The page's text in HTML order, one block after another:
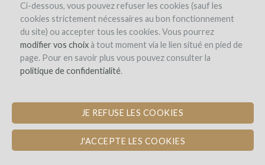
Ci-dessous, vous pouvez refuser les cookies (sauf les
cookies strictement nécessaires au bon fonctionnement
du site) ou accepter tous les cookies. Vous pourrez
modifier vos choixà tout moment via le lien situé en pied de
page. Pour en savoir plus vous pouvez consulter la
politique de confidentialité.
JE REFUSE LES COOKIES
J'ACCEPTE LES COOKIES
REGISTRO
Bienvenido a
LA PRIMERA PLATAFORMA DE
CROWDFUNDING EXPERTA DEL VINO